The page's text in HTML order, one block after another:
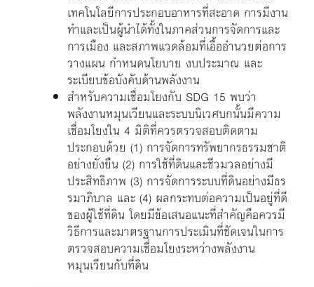
เทคโนโลยีการประกอบอาหารที่สะอาด การมีงาน
ทำและเป็นผู้นำได้ทั้งในภาคส่วนการจัดการและ
การเมือง และสภาพแวดล้อมที่เอื้ออำนวยต่อการ
วางแผน กำหนดนโยบาย งบประมาณ และ
ระเบียบข้อบังคับด้านพลังงาน
สำหรับความเชื่อมโยงกับ SDG 15 พบว่า
พลังงานหมุนเวียนและระบบนิเวศบกนั้นมีความ
เชื่อมโยงใน 4 มิติที่ควรตรวจสอบติดตาม
ประกอบด้วย (1) การจัดการทรัพยากรธรรมชาติ
อย่างยั่งยืน (2) การใช้ที่ดินและชีวมวลอย่างมี
ประสิทธิภาพ (3) การจัดการระบบที่ดินอย่างมีธร
รมาภิบาล และ (4) ผลกระทบต่อความเป็นอยู่ที่ดี
ของผู้ใช้ที่ดิน โดยมีข้อเสนอแนะที่สำคัญคือควรมี
วิธีการและมาตรฐานการประเมินที่ชัดเจนในการ
ตรวจสอบความเชื่อมโยงระหว่างพลังงาน
หมุนเวียนกับที่ดิน